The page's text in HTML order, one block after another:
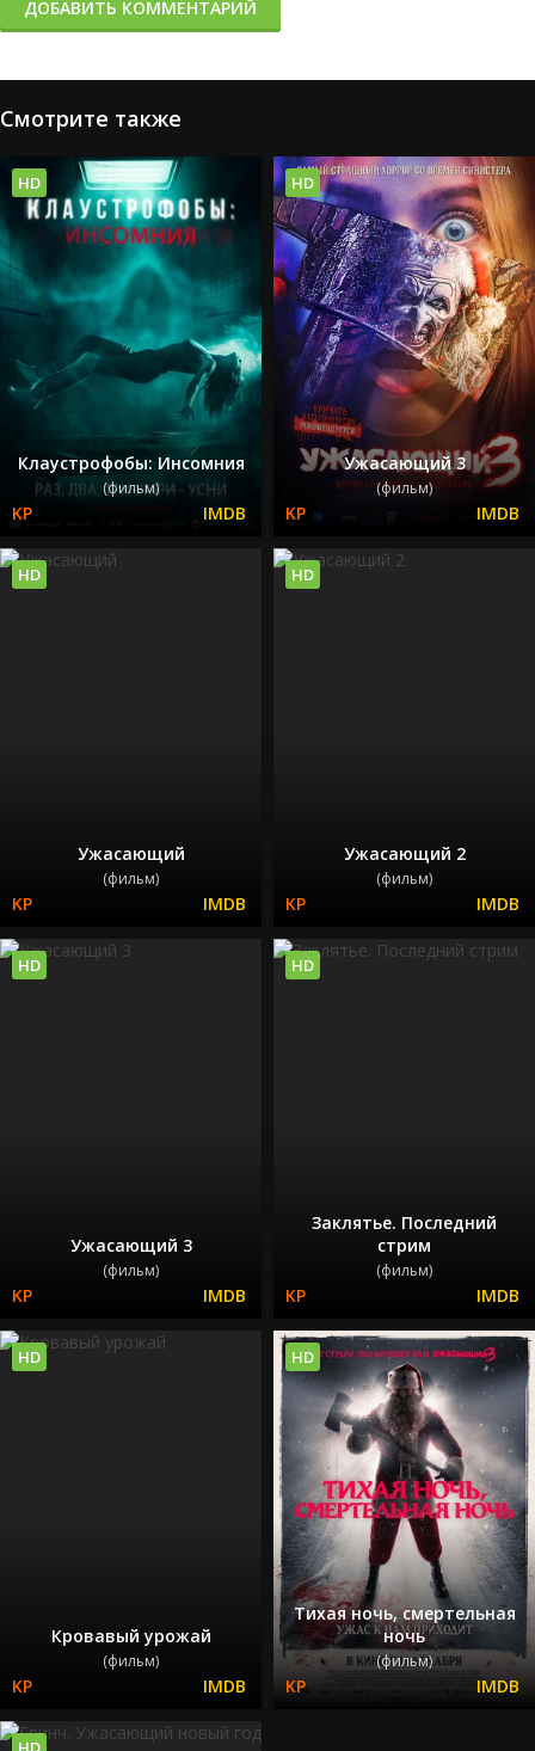
ДОБАВИТЬ КОММЕНТАРИЙ
Смотрите также
Клаустрофобы: Инсомния
(фильм)
HD
Ужасающий 3
(фильм)
HD
Ужасающий
(фильм)
HD
Ужасающий 2
(фильм)
HD
Ужасающий 3
(фильм)
HD
Заклятье. Последний
стрим
(фильм)
HD
Кровавый урожай
(фильм)
HD
Тихая ночь, смертельная
ночь
(фильм)
HD